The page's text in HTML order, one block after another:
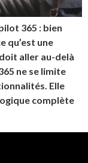
365 : bien
qu’est une
aller au-delà
ne se limite
Elle
complète